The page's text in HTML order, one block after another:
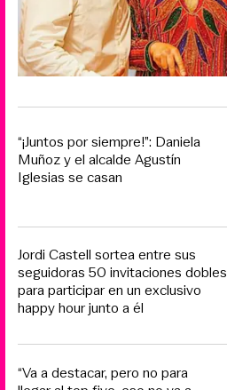
“¡Juntos por siempre!”: Daniela
Muñoz y el alcalde Agustín
Iglesias se casan
Jordi Castell sortea entre sus
seguidoras 50 invitaciones dobles
para participar en un exclusivo
happy hour junto a él
“Va a destacar, pero no para